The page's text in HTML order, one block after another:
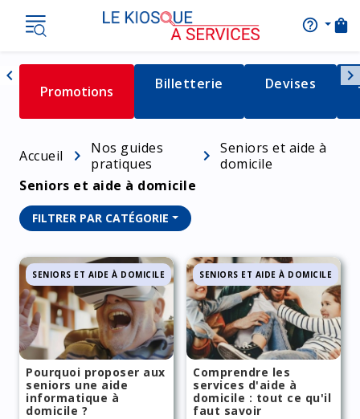
help_outline AIDE
shopping_bag
chevron_left
Naviguer vers la gauche
Détail de la catégorie
Promotions Détail de la catégorie
Billetterie Détail de la
Devises chevron_right
Accueil
Nos guides
pratiques
Seniors et aide à
domicile
Seniors et aide à domicile
FILTRER PAR CATÉGORIE
SENIORS ET AIDE À DOMICILE
Pourquoi proposer aux
seniors une aide
informatique à
domicile ?
SENIORS ET AIDE À DOMICILE
Comprendre les
services d'aide à
domicile : tout ce qu'il
faut savoir